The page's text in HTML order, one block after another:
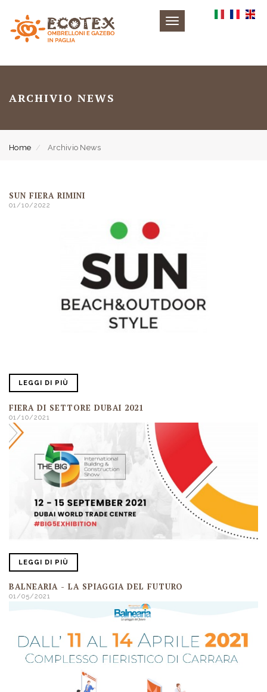
Toggle
ARCHIVIO NEWS
Home Archivio News
SUN FIERA RIMINI
01/10/2022
LEGGI DI PIÙ
FIERA DI SETTORE DUBAI 2021
01/10/2021
LEGGI DI PIÙ
BALNEARIA - LA SPIAGGIA DEL FUTURO
01/05/2021